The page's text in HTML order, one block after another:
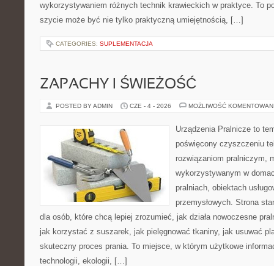
wykorzystywaniem różnych technik krawieckich w praktyce. To
szycie może być nie tylko praktyczną umiejętnością, […]
CATEGORIES: SUPLEMENTACJA
ZAPACHY I ŚWIEŻOŚĆ
POSTED BY ADMIN CZE - 4 - 2026 MOŻLIWOŚĆ
Urządzenia Pralnicze to
poświęcony czyszczeniu
rozwiązaniom pralniczym,
wykorzystywanym w
pralniach, obiektach
przemysłowych. Strona
dla osób, które chcą lepiej zrozumieć, jak działa nowoczesne
jak korzystać z suszarek, jak pielęgnować tkaniny, jak usuwać
skuteczny proces prania. To miejsce, w którym użytkowe
technologii, ekologii, […]